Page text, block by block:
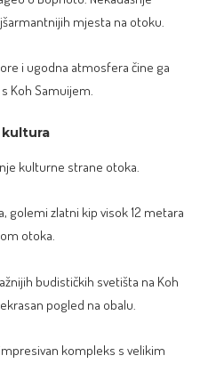
mjesta na otoku.
i ugodna atmosfera čine ga
Koh Samuijem.
kultura
kulturne strane otoka.
golemi zlatni kip visok 12 metara
otoka.
budističkih svetišta na Koh
pogled na obalu.
kompleks s velikim